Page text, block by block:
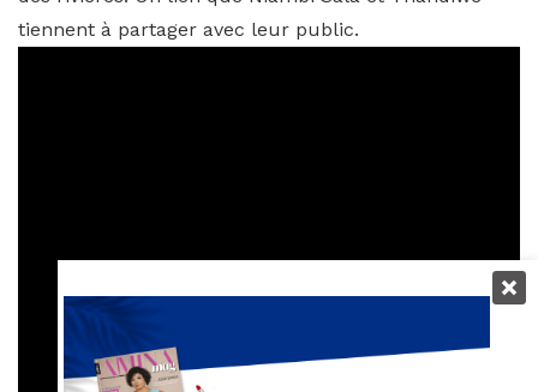
tiennent à partager avec leur public.